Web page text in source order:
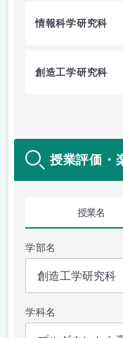
情報科学研究科
創造工学研究科
授業評価・
授業名
学部名
学科名